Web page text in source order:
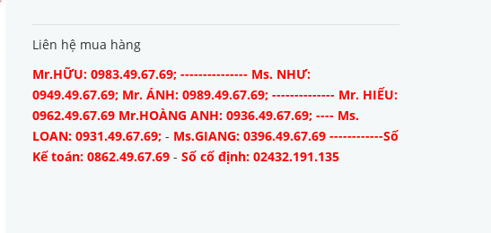
Liên hệ mua hàng
Mr.HỮU: 0983.49.67.69; --------------- Ms. NHƯ:
0949.49.67.69; Mr. ÁNH: 0989.49.67.69; -------------- Mr. HIẾU:
0962.49.67.69 Mr.HOÀNG ANH: 0936.49.67.69; ---- Ms.
LOAN: 0931.49.67.69; - Ms.GIANG: 0396.49.67.69 ------------Số
Kế toán: 0862.49.67.69 -Số cố định: 02432.191.135